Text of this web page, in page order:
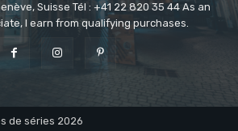
Suisse Tél : +41 22 820 35 44 As an
I earn from qualifying purchases.
de séries 2026